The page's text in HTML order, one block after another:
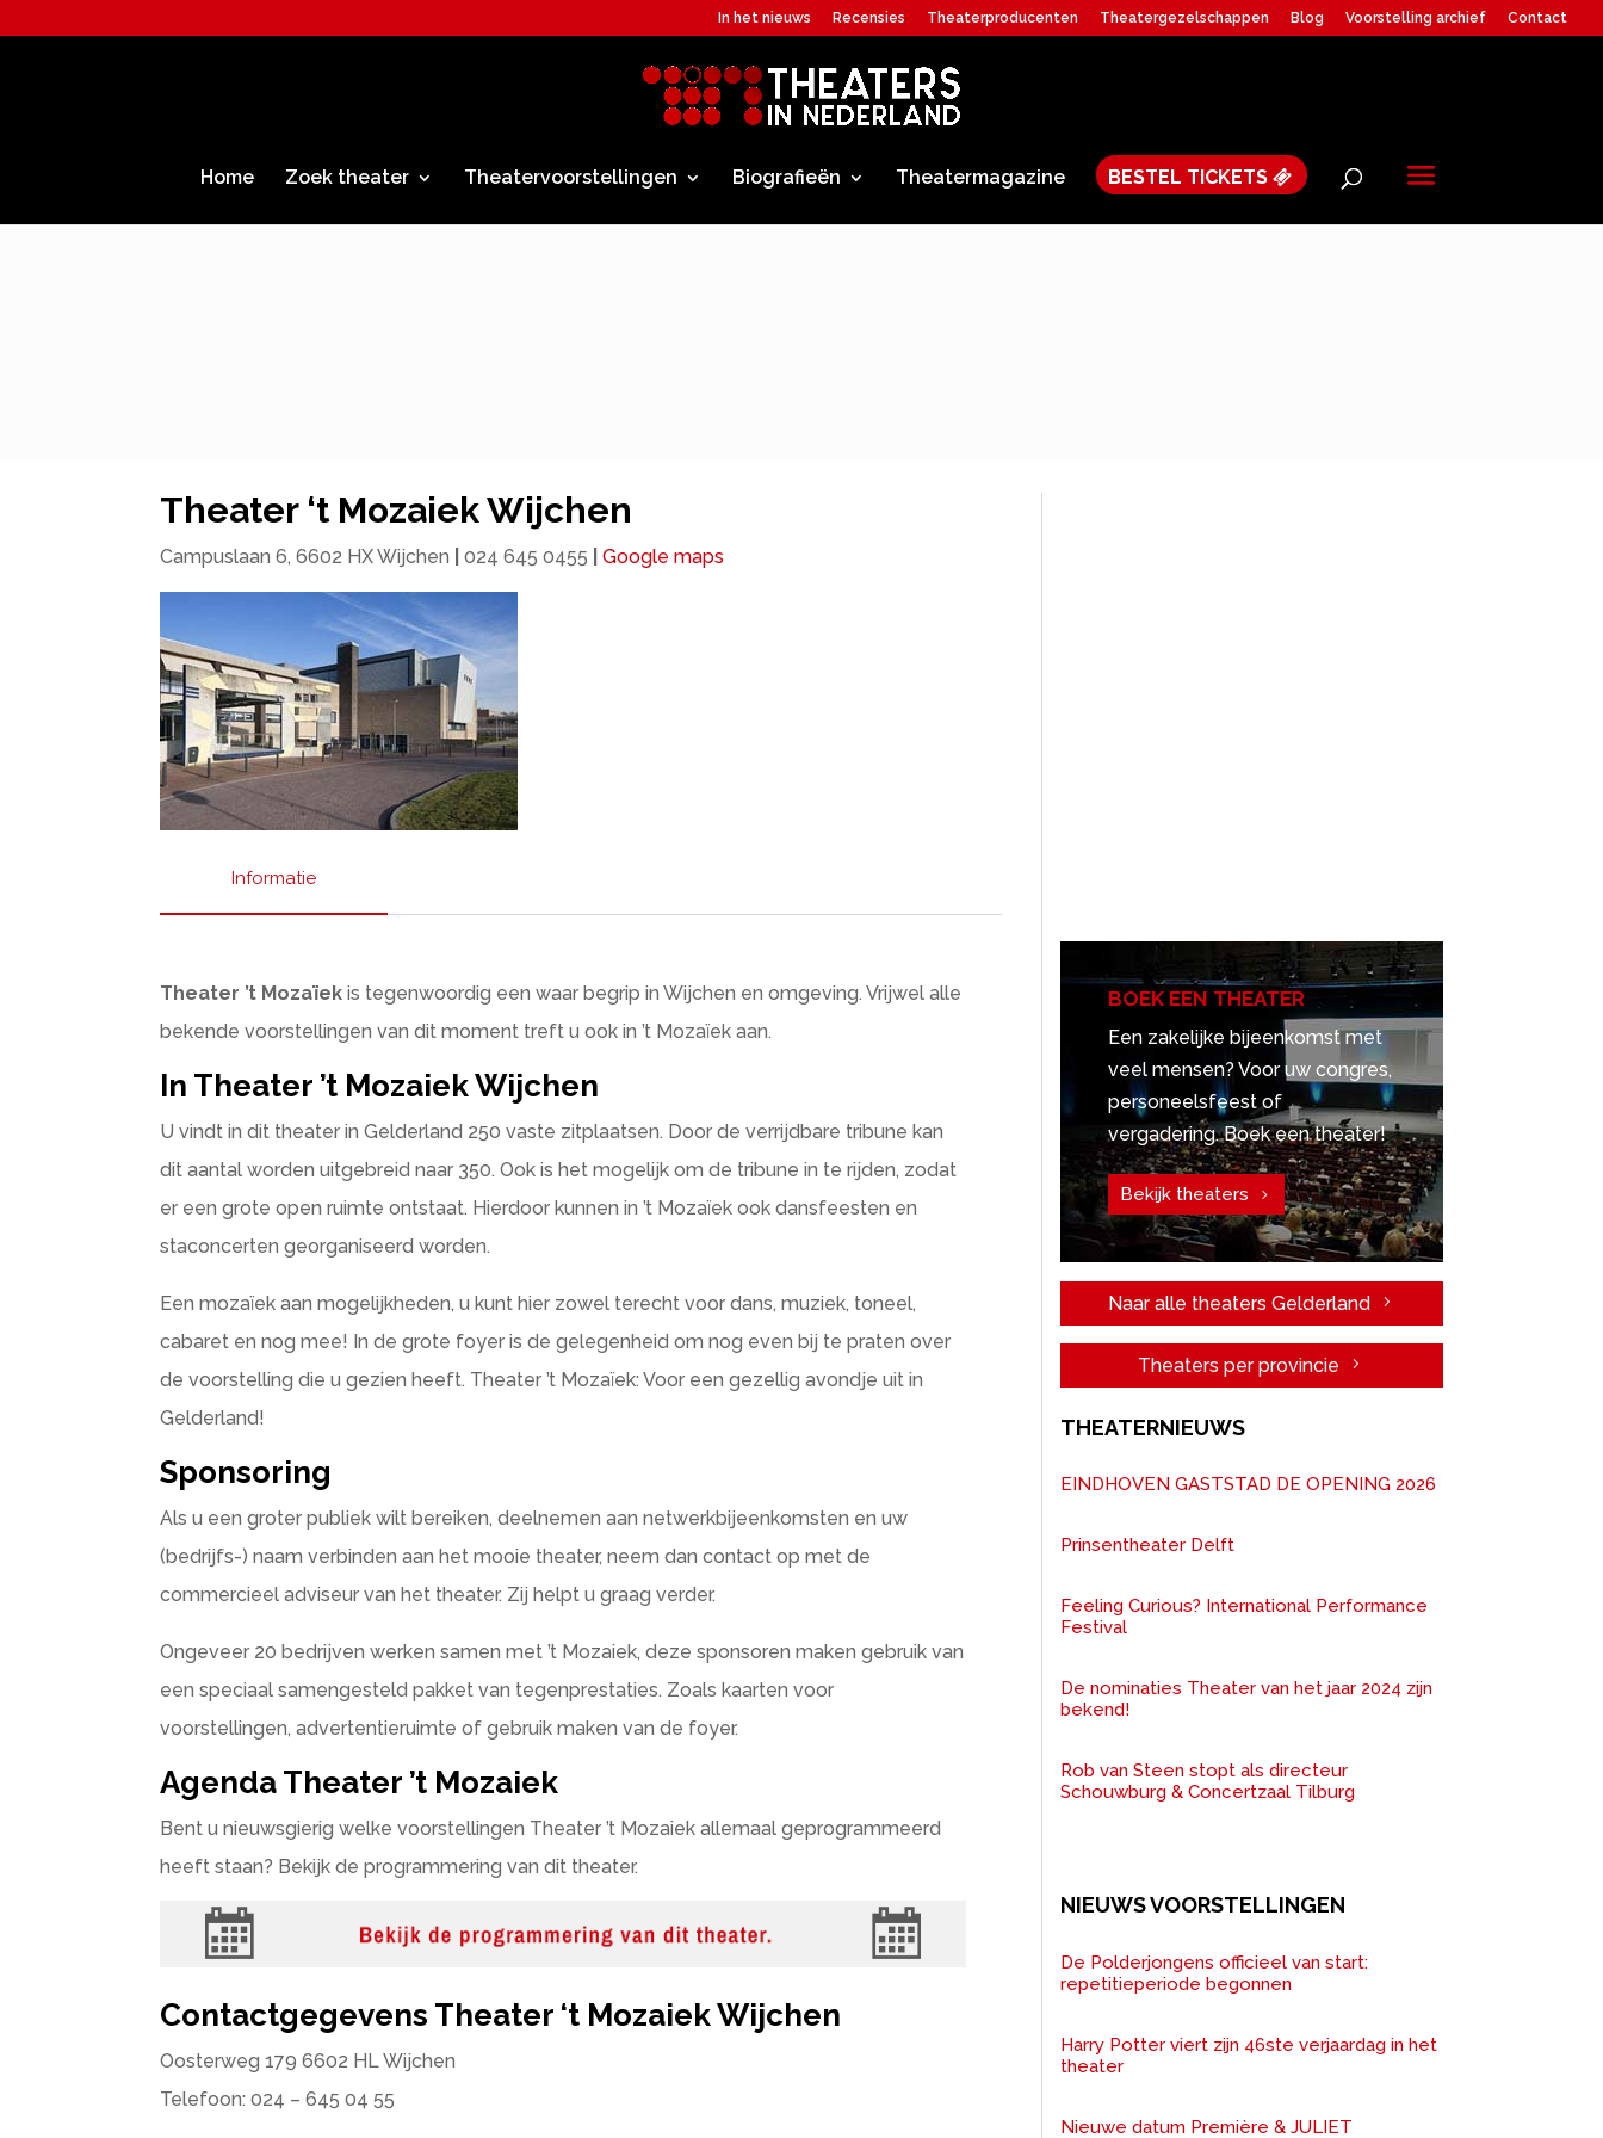
In het nieuws Recensies Theaterproducenten Theatergezelschappen Blog Voorstelling archief Contact
Home Zoek theater Theatervoorstellingen Biografieën Theatermagazine BESTEL TICKETS
Theater ‘t Mozaiek Wijchen
Campuslaan 6, 6602 HX Wijchen 024 645 0455 Google maps
Informatie
Theater ’t Mozaïek is tegenwoordig een waar begrip in Wijchen en omgeving. Vrijwel alle
bekende voorstellingen van dit moment treft u ook in ’t Mozaïek aan.
In Theater ’t Mozaiek Wijchen
U vindt in dit theater in Gelderland 250 vaste zitplaatsen. Door de verrijdbare tribune kan
dit aantal worden uitgebreid naar 350. Ook is het mogelijk om de tribune in te rijden, zodat
er een grote open ruimte ontstaat. Hierdoor kunnen in ’t Mozaïek ook dansfeesten en
staconcerten georganiseerd worden.
Een mozaïek aan mogelijkheden, u kunt hier zowel terecht voor dans, muziek, toneel,
cabaret en nog mee! In de grote foyer is de gelegenheid om nog even bij te praten over
de voorstelling die u gezien heeft. Theater ’t Mozaïek: Voor een gezellig avondje uit in
Gelderland!
Sponsoring
Als u een groter publiek wilt bereiken, deelnemen aan netwerkbijeenkomsten en uw
(bedrijfs-) naam verbinden aan het mooie theater, neem dan contact op met de
commercieel adviseur van het theater. Zij helpt u graag verder.
Ongeveer 20 bedrijven werken samen met ’t Mozaiek, deze sponsoren maken gebruik van
een speciaal samengesteld pakket van tegenprestaties. Zoals kaarten voor
voorstellingen, advertentieruimte of gebruik maken van de foyer.
Agenda Theater ’t Mozaiek
Bent u nieuwsgierig welke voorstellingen Theater ’t Mozaiek allemaal geprogrammeerd
heeft staan? Bekijk de programmering van dit theater.
Contactgegevens Theater ‘t Mozaiek Wijchen
Oosterweg 179 6602 HL Wijchen
Telefoon: 024 – 645 04 55
BOEK EEN THEATER
Een zakelijke bijeenkomst met
veel mensen? Voor uw congres,
personeelsfeest of
vergadering. Boek een theater!
Bekijk theaters
Naar alle theaters Gelderland
Theaters per provincie
THEATERNIEUWS
EINDHOVEN GASTSTAD DE OPENING 2026
Prinsentheater Delft
Feeling Curious? International Performance
Festival
De nominaties Theater van het jaar 2024 zijn
bekend!
Rob van Steen stopt als directeur
Schouwburg & Concertzaal Tilburg
NIEUWS VOORSTELLINGEN
De Polderjongens officieel van start:
repetitieperiode begonnen
Harry Potter viert zijn 46ste verjaardag in het
theater
Nieuwe datum Première & JULIET